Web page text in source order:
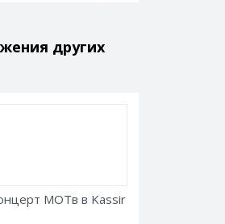
других
МОТв в Kassir